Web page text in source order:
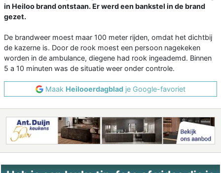
in Heiloo brand ontstaan. Er werd een bankstel in de brand
gezet.
De brandweer moest maar 100 meter rijden, omdat het dichtbij
de kazerne is. Door de rook moest een persoon nagekeken
worden in de ambulance, diegene had rook ingeademd. Binnen
5 a 10 minuten was de situatie weer onder controle.
Maak Heilooerdagblad je Google-favoriet